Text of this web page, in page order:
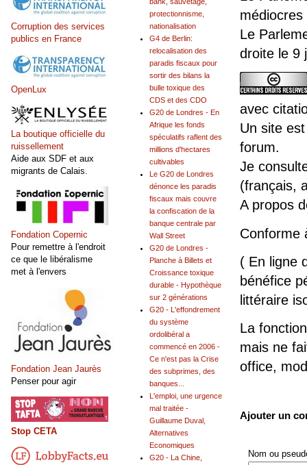
Le
droite le 9
avec
Un site
forum.
Je
(français,
A propos
Conforme
( En ligne
bénéfice
littéraire
La
mais ne
office,
Ajouter un
Nom ou
protectionnisme,
nationalisation
G4 de Berlin:
relocalisation des
paradis fiscaux pour
sortir des bilans la
bulle toxique des
CDS et des CDO
G20 de Londres - En
Afrique les fonds
spéculatifs raflent des
millions d'hectares
cultivables
Le G20 de Londres
dénonce les paradis
fiscaux mais couvre
la confiscation de la
banque centrale par
Wall Street
G20 de Londres -
Planche à Billets et
Croissance toxique
durable - Hypothèque
sur 2 générations
G20 - L'effondrement
du système
ordolibéral a
commencé en 2006 -
Ce n'est pas la Crise
des subprimes, des
banques...
L'emploi, une urgence
mal traitée -
Guillaume Duval,
Alternatives
Economiques
G20 - La Chine,
Corruption des services
publics en France
OpenLux
La boutique officielle du
ruissellement
Aide aux SDF et aux
migrants de Calais.
Fondation Copernic
Pour remettre à l'endroit
ce que le libéralisme
met à l'envers
Fondation Jean Jaurès
Penser pour agir
Stop CETA